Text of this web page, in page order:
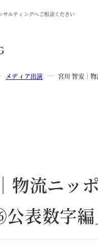
ルティングへご相談ください
メディア出演 宮川 智安｜
物流ニッ
表数字編